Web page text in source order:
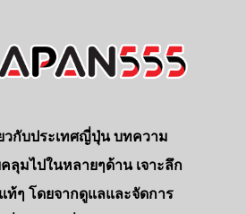
วกับประเทศญี่ปุ่น บทความ
ลุมไปในหลายๆด้าน เจาะลึก
ท้ๆ โดยจากดูแลและจัดการ
เที่ยวญี่ปุ่นด้ว
รถบัส
เดินทาง
ทัวร์